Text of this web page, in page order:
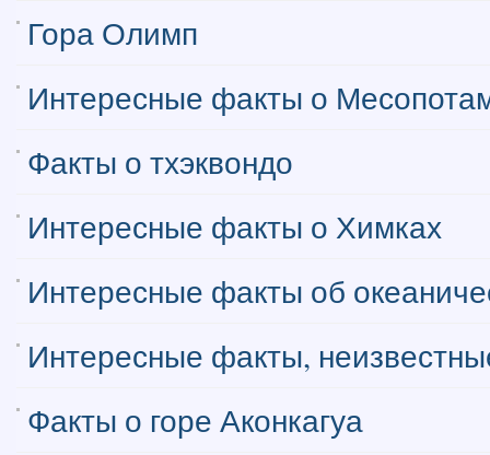
Гора Олимп
Интересные факты о
Факты о тхэквондо
Интересные факты о Химках
Интересные факты об
Интересные факты,
Факты о горе Аконкагуа